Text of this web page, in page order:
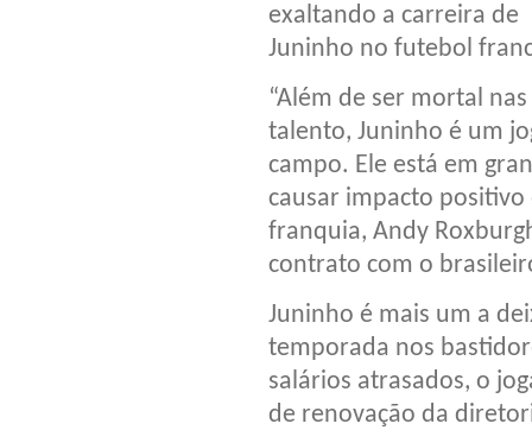
exaltando a carreira de
Juninho no futebol
“Além de ser mortal
talento, Juninho é um
campo. Ele está em
causar impacto
franquia, Andy
contrato com o
Juninho é mais um a
temporada nos
salários atrasados, o
de renovação da